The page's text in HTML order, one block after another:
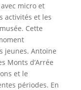
micro et
activités et les
Cette
jeunes. Antoine
Monts d’Arrée
et le
périodes. En